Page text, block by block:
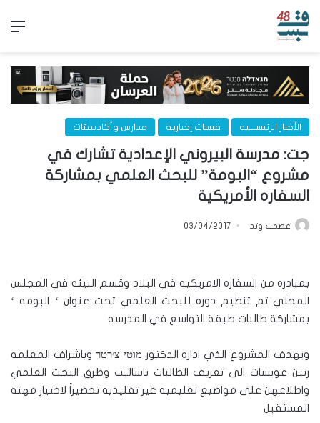
الأخبار الرئيســـية قبسات إخبارية مدارس وأكاديميّات
جت: مدرسة البيروني الإعدادية تشارك في
مشروع “البومة” للبحث العلمي بمشاركة
السفاره الأمريكية
عصمت وتد 03/04/2017
بمبادره من السفاره الامريكيه في البلاد وقسم البيئه في المجلس
المحلي تم تنظيم دوره للبحث العلمي تحت عنوان ‘ البومه ‘
بمشاركة طالبات طبقة التواسع في المدرسه
ويهدف المشروع الذي اداره الدكتور מוטי צ׳רטר وباشراف المعلمه
رنين عويسات الى تعريف الطالبات باساليب وطرق البحث العلمي
واطلاعهن على مواضيع تعليميه غير تقليديه تحضيراً لاختيار مهنة
المستقبل